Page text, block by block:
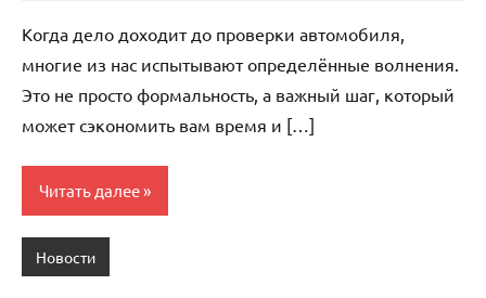
Когда дело доходит до проверки автомобиля,
многие из нас испытывают определённые волнения.
Это не просто формальность, а важный шаг, который
может сэкономить вам время и […]
Читать далее
Новости